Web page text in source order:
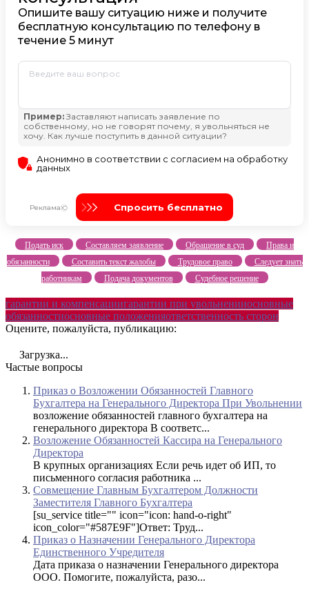
Подать иск Составляем заявление Обращение в суд
Права и
обязанности
Составить текст жалобы Трудовое право
Следует знать
работникам
Подача документов Судебное решение
гарантии и компенсациигарантии при увольненииосновные
обязанностиосновные положенияответственность сторон
Оцените, пожалуйста, публикацию:
Загрузка...
Частые вопросы
Приказ о Возложении Обязанностей Главного
Бухгалтера на Генерального Директора При Увольнении
возложение обязанностей главного бухгалтера на
генерального директора В соответс...
Возложение Обязанностей Кассира на Генерального
Директора
В крупных организациях Если речь идет об ИП, то
письменного согласия работника ...
Совмещение Главным Бухгалтером Должности
Заместителя Главного Бухгалтера
[su_service title="" icon="icon: hand-o-right"
icon_color="#587E9F"]Ответ: Труд...
Приказ о Назначении Генерального Директора
Единственного Учредителя
Дата приказа о назначении Генерального директора
ООО. Помогите, пожалуйста, разо...